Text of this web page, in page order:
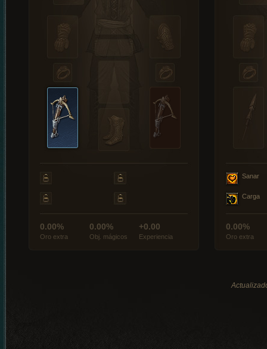
0.00%
Oro extra
0.00%
Obj. mágicos
+0.00
Experiencia
Sanar
Carga
0.00%
Oro extra